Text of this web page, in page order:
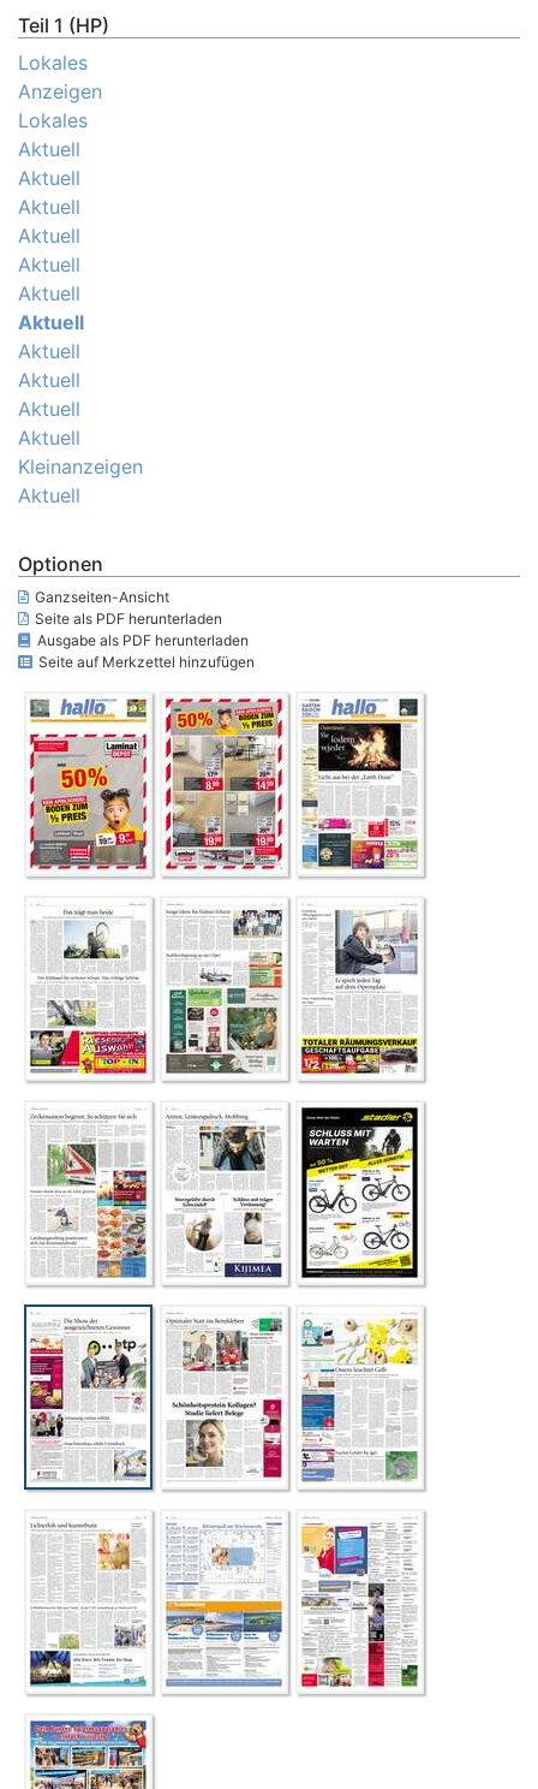
Teil 1 (HP)
Lokales
Anzeigen
Lokales
Aktuell
Aktuell
Aktuell
Aktuell
Aktuell
Aktuell
Aktuell
Aktuell
Aktuell
Aktuell
Aktuell
Kleinanzeigen
Aktuell
Optionen
Ganzseiten-Ansicht
Seite als PDF herunterladen
Ausgabe als PDF herunterladen
Seite auf Merkzettel hinzufügen